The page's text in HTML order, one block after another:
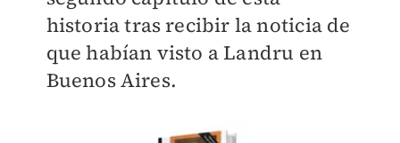
historia tras recibir la noticia de
que habían visto a Landru en
Buenos Aires.